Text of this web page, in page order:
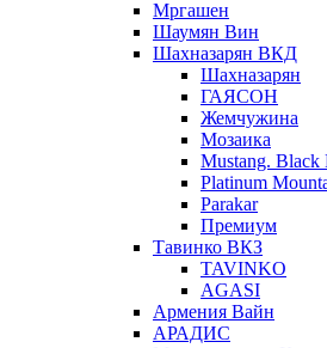
Мргашен
Шаумян Вин
Шахназарян ВКД
Шахназарян
ГАЯСОН
Жемчужина
Мозаика
Mustang. Black
Platinum
Parakar
Премиум
Тавинко ВКЗ
TAVINKO
AGASI
Армения Вайн
АРАДИС